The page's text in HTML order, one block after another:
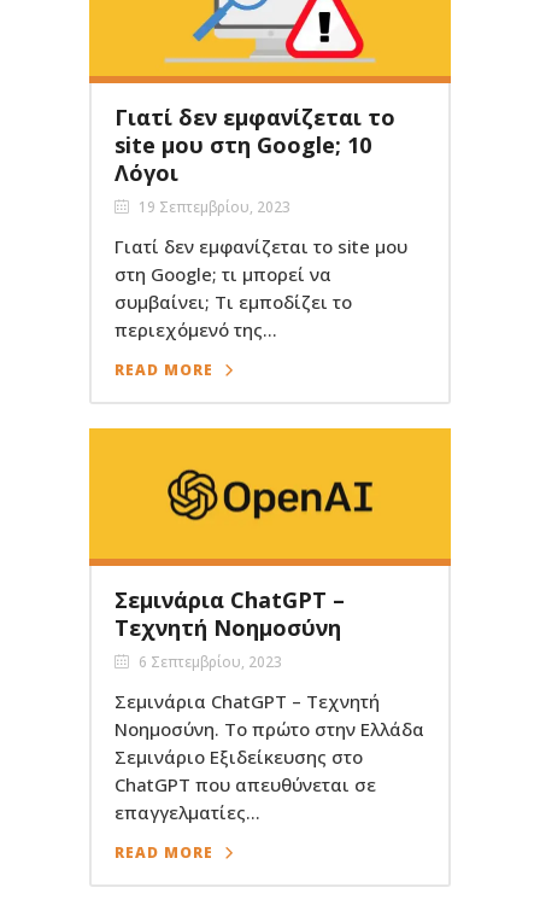
Γιατί δεν εμφανίζεται το
site μου στη Google; 10
Λόγοι
19 Σεπτεμβρίου, 2023
Γιατί δεν εμφανίζεται το site μου
στη Google; τι μπορεί να
συμβαίνει; Τι εμποδίζει το
περιεχόμενό της...
READ MORE
Σεμινάρια ChatGPT –
Τεχνητή Νοημοσύνη
6 Σεπτεμβρίου, 2023
Σεμινάρια ChatGPT – Τεχνητή
Νοημοσύνη. Το πρώτο στην Ελλάδα
Σεμινάριο Εξιδείκευσης στο
ChatGPT που απευθύνεται σε
επαγγελματίες...
READ MORE